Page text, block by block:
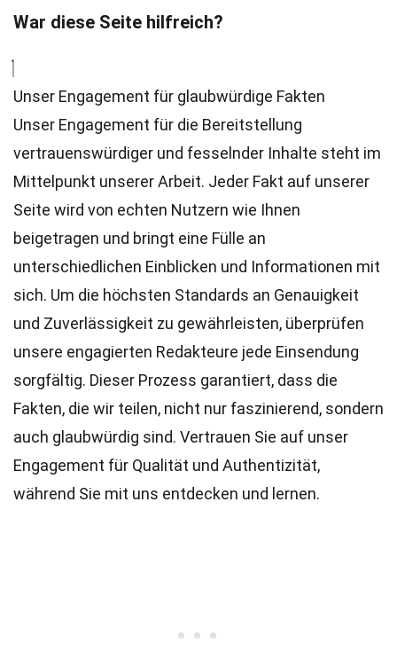
War diese Seite hilfreich?
Unser Engagement für glaubwürdige Fakten
Unser Engagement für die Bereitstellung
vertrauenswürdiger und fesselnder Inhalte steht im
Mittelpunkt unserer Arbeit. Jeder Fakt auf unserer
Seite wird von echten Nutzern wie Ihnen
beigetragen und bringt eine Fülle an
unterschiedlichen Einblicken und Informationen mit
sich. Um die höchsten Standards an Genauigkeit
und Zuverlässigkeit zu gewährleisten, überprüfen
unsere engagierten Redakteure jede Einsendung
sorgfältig. Dieser Prozess garantiert, dass die
Fakten, die wir teilen, nicht nur faszinierend, sondern
auch glaubwürdig sind. Vertrauen Sie auf unser
Engagement für Qualität und Authentizität,
während Sie mit uns entdecken und lernen.